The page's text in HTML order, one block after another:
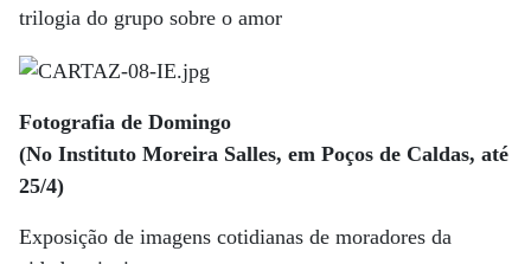
trilogia do grupo sobre o amor
Fotografia de Domingo
(No Instituto Moreira Salles, em Poços de Caldas, até
25/4)
Exposição de imagens cotidianas de moradores da